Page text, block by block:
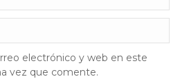
electrónico y web en este
vez que comente.